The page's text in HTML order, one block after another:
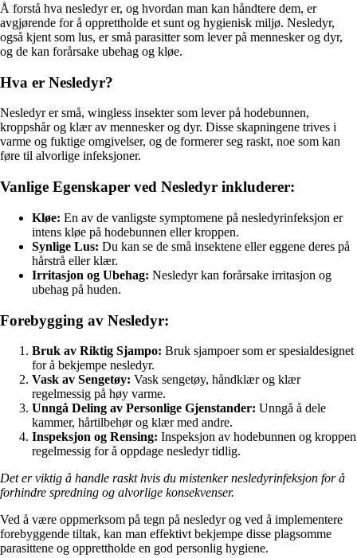
Å forstå hva nesledyr er, og hvordan man kan håndtere dem, er
avgjørende for å opprettholde et sunt og hygienisk miljø. Nesledyr,
også kjent som lus, er små parasitter som lever på mennesker og dyr,
og de kan forårsake ubehag og kløe.
Hva er Nesledyr?
Nesledyr er små, wingless insekter som lever på hodebunnen,
kroppshår og klær av mennesker og dyr. Disse skapningene trives i
varme og fuktige omgivelser, og de formerer seg raskt, noe som kan
føre til alvorlige infeksjoner.
Vanlige Egenskaper ved Nesledyr inkluderer:
Kløe: En av de vanligste symptomene på nesledyrinfeksjon er
intens kløe på hodebunnen eller kroppen.
Synlige Lus: Du kan se de små insektene eller eggene deres på
hårstrå eller klær.
Irritasjon og Ubehag: Nesledyr kan forårsake irritasjon og
ubehag på huden.
Forebygging av Nesledyr:
Bruk av Riktig Sjampo: Bruk sjampoer som er spesialdesignet
for å bekjempe nesledyr.
Vask av Sengetøy: Vask sengetøy, håndklær og klær
regelmessig på høy varme.
Unngå Deling av Personlige Gjenstander: Unngå å dele
kammer, hårtilbehør og klær med andre.
Inspeksjon og Rensing: Inspeksjon av hodebunnen og kroppen
regelmessig for å oppdage nesledyr tidlig.
Det er viktig å handle raskt hvis du mistenker nesledyrinfeksjon for å
forhindre spredning og alvorlige konsekvenser.
Ved å være oppmerksom på tegn på nesledyr og ved å implementere
forebyggende tiltak, kan man effektivt bekjempe disse plagsomme
parasittene og opprettholde en god personlig hygiene.